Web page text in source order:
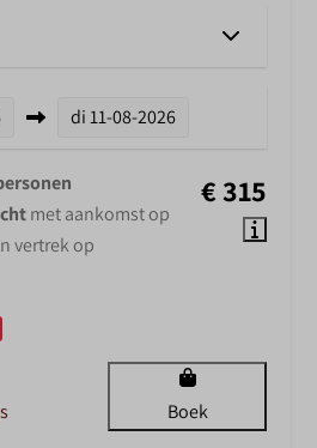
di11-08-2026
€ 315
met aankomst op
vertrek op
Boek